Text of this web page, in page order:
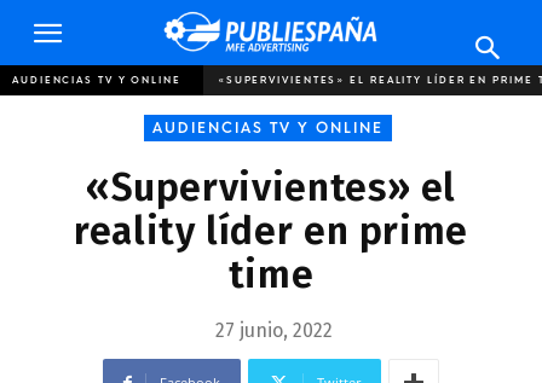
Publiespaña
AUDIENCIAS TV Y ONLINE «SUPERVIVIENTES» EL REALITY LÍDER EN PRIME
AUDIENCIAS TV Y ONLINE
«Supervivientes» el
reality líder en prime
time
27 junio, 2022